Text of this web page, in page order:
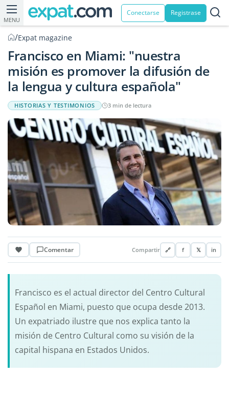
MENU
Conectarse Registrase
/Expat magazine
Francisco en Miami: "nuestra
misión es promover la difusión de
la lengua y cultura española"
HISTORIAS Y TESTIMONIOS 3 min de lectura
Comentar Compartir 🔗 f 𝕏 in
Francisco es el actual director del Centro Cultural
Español en Miami, puesto que ocupa desde 2013.
Un expatriado ilustre que nos explica tanto la
misión de Centro Cultural como su visión de la
capital hispana en Estados Unidos.